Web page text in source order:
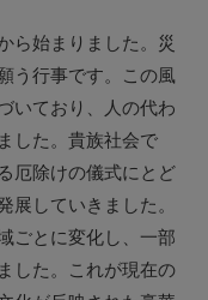
ら始まりました。災
う行事です。この風
いており、人の代わ
した。貴族社会で
厄除けの儀式にとど
展していきました。
ごとに変化し、一部
した。これが現在の